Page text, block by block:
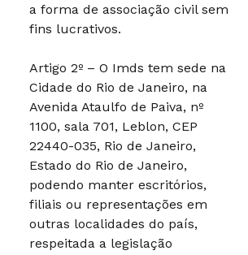
a forma de associação civil sem
fins lucrativos.
Artigo 2º – O Imds tem sede na
Cidade do Rio de Janeiro, na
Avenida Ataulfo de Paiva, nº
1100, sala 701, Leblon, CEP
22440-035, Rio de Janeiro,
Estado do Rio de Janeiro,
podendo manter escritórios,
filiais ou representações em
outras localidades do país,
respeitada a legislação